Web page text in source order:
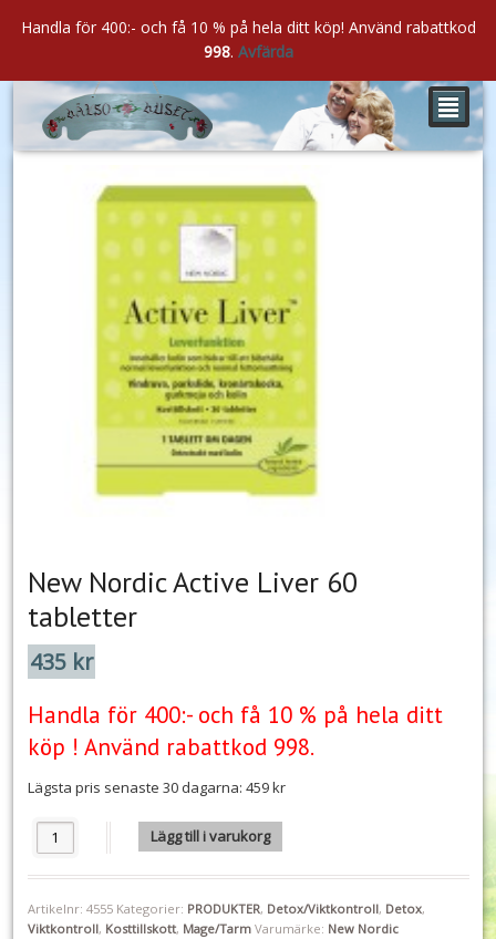
²
New Nordic Active Liver 60
tabletter
435 kr
Handla för 400:- och få 10 % på hela ditt
köp ! Använd rabattkod 998.
Lägsta pris senaste 30 dagarna: 459 kr
New Nordic Active Liver 60 tabletter mängd
Lägg till i varukorg
Artikelnr: 4555 Kategorier: PRODUKTER, Detox/Viktkontroll, Detox,
Viktkontroll, Kosttillskott, Mage/Tarm Varumärke: New Nordic
Handla för 400:- och få 10 % på hela ditt köp! Använd rabattkod
998. Avfärda